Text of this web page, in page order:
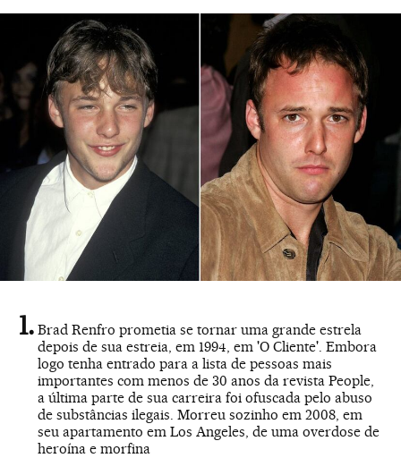
Brad Renfro prometia se tornar uma grande estrela
depois de sua estreia, em 1994, em 'O Cliente'. Embora
logo tenha entrado para a lista de pessoas mais
importantes com menos de 30 anos da revista People,
a última parte de sua carreira foi ofuscada pelo abuso
de substâncias ilegais. Morreu sozinho em 2008, em
seu apartamento em Los Angeles, de uma overdose de
heroína e morfina